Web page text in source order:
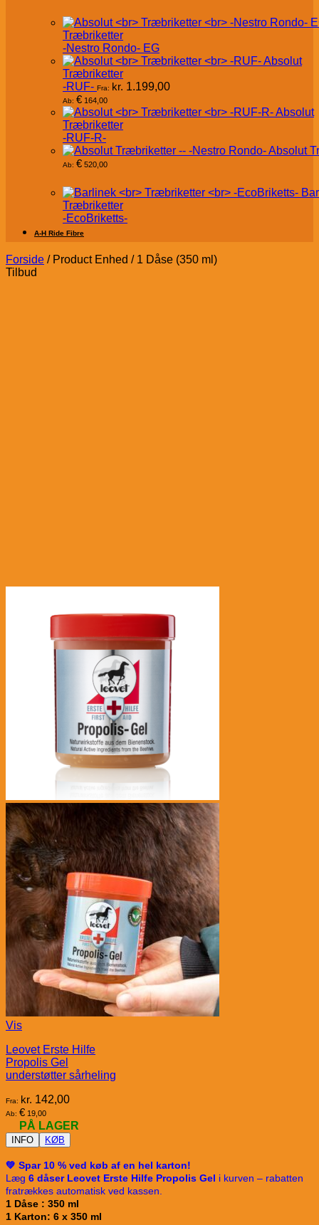
Træbriketter
-Nestro Rondo- EG
Absolut
Træbriketter
-RUF- Fra: kr. 1.199,00
Ab: € 164,00
Absolut
Træbriketter
-RUF-R-
Absolut
Ab: € 520,00
Træbriketter
-EcoBriketts-
A-H Ride Fibre
Forside /Product Enhed /1 Dåse (350 ml)
Tilbud
Vis
Leovet Erste Hilfe
Propolis Gel
understøtter sårheling
Fra: kr. 142,00
Ab: € 19,00
PÅ LAGER
INFO KØB
💚 Spar 10 % ved køb af en hel karton!
Læg 6 dåser Leovet Erste Hilfe Propolis Gel i kurven – rabatten
fratrækkes automatisk ved kassen.
1 Dåse : 350 ml
1 Karton: 6 x 350 ml